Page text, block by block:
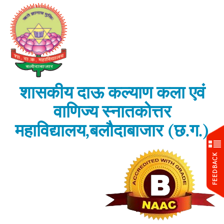
शासकीय दाऊ कल्याण कला एवं
वाणिज्य स्नातकोत्तर
महाविद्यालय,बलौदाबाजार (छ.ग.)